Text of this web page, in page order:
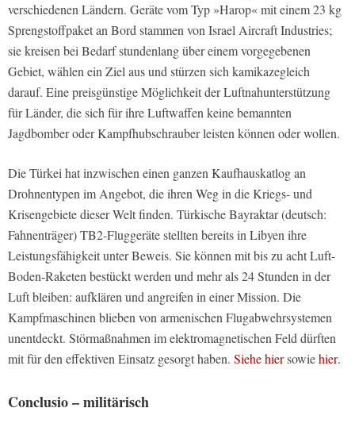
verschiedenen Ländern. Geräte vom Typ »Harop« mit einem 23 kg
Sprengstoffpaket an Bord stammen von Israel Aircraft Industries;
sie kreisen bei Bedarf stundenlang über einem vorgegebenen
Gebiet, wählen ein Ziel aus und stürzen sich kamikazegleich
darauf. Eine preisgünstige Möglichkeit der Luftnahunterstützung
für Länder, die sich für ihre Luftwaffen keine bemannten
Jagdbomber oder Kampfhubschrauber leisten können oder wollen.
Die Türkei hat inzwischen einen ganzen Kaufhauskatlog an
Drohnentypen im Angebot, die ihren Weg in die Kriegs- und
Krisengebiete dieser Welt finden. Türkische Bayraktar (deutsch:
Fahnenträger) TB2-Fluggeräte stellten bereits in Libyen ihre
Leistungsfähigkeit unter Beweis. Sie können mit bis zu acht Luft-
Boden-Raketen bestückt werden und mehr als 24 Stunden in der
Luft bleiben: aufklären und angreifen in einer Mission. Die
Kampfmaschinen blieben von armenischen Flugabwehrsystemen
unentdeckt. Störmaßnahmen im elektromagnetischen Feld dürften
mit für den effektiven Einsatz gesorgt haben. Siehe hiersowiehier.
Conclusio – militärisch